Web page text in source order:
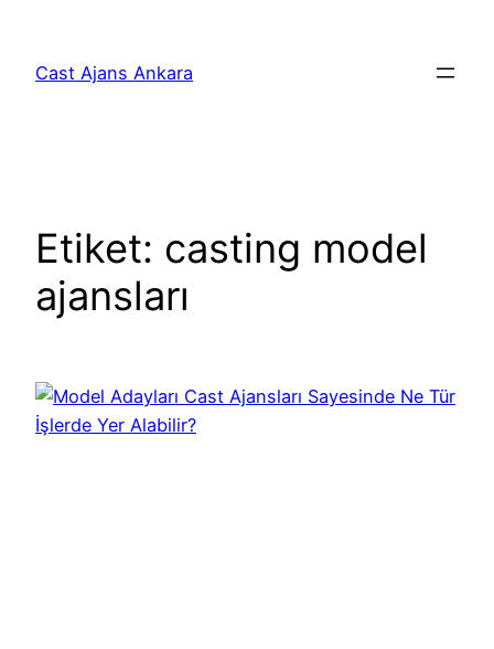
Cast Ajans Ankara
Etiket: casting model
ajansları